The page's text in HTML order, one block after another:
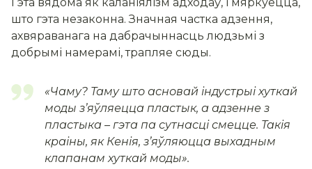
што гэта незаконна. Значная частка адзення,
ахвяраванага на дабрачыннасць людзьмі з
добрымі намерамі, трапляе сюды.
«Чаму? Таму што асновай індустрыі хуткай
моды зʼяўляецца пластык, а адзенне з
пластыка – гэта па сутнасці смецце. Такія
краіны, як Кенія, зʼяўляюцца выхадным
клапанам хуткай моды».